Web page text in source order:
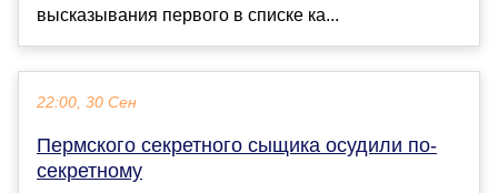
высказывания первого в списке ка...
22:00, 30 Сен
Пермского секретного сыщика осудили по-
секретному